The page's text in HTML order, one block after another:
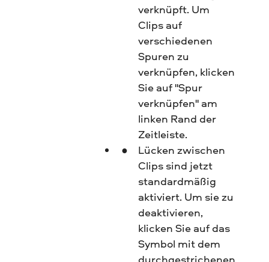
verknüpft. Um
Clips auf
verschiedenen
Spuren zu
verknüpfen, klicken
Sie auf "Spur
verknüpfen" am
linken Rand der
Zeitleiste.
Lücken zwischen
Clips sind jetzt
standardmäßig
aktiviert. Um sie zu
deaktivieren,
klicken Sie auf das
Symbol mit dem